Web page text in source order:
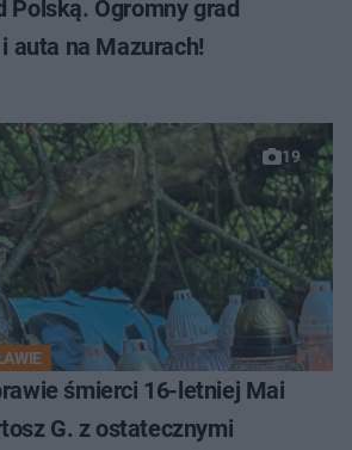
Polską. Ogromny grad
auta na Mazurach!
19
śmierci 16-letniej Mai
G. z ostatecznymi